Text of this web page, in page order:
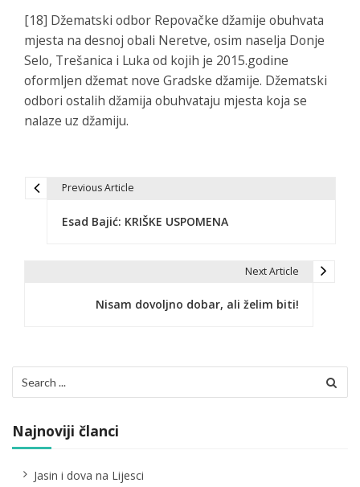
[18] Džematski odbor Repovačke džamije obuhvata
mjesta na desnoj obali Neretve, osim naselja Donje
Selo, Trešanica i Luka od kojih je 2015.godine
oformljen džemat nove Gradske džamije. Džematski
odbori ostalih džamija obuhvataju mjesta koja se
nalaze uz džamiju.
c
i
j
Previous Article
Esad Bajić: KRIŠKE USPOMENA
Next Article
Nisam dovoljno dobar, ali želim biti!
for:
Najnoviji članci
Jasin i dova na Lijesci